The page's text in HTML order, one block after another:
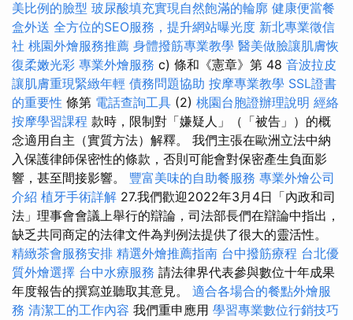
美比例的臉型 玻尿酸填充實現自然飽滿的輪廓 健康便當餐
盒外送 全方位的SEO服務，提升網站曝光度 新北專業徵信
社 桃園外燴服務推薦 身體撥筋專業教學 醫美做臉讓肌膚恢
復柔嫩光彩 專業外燴服務 c) 條和《憲章》第 48 音波拉皮
讓肌膚重現緊緻年輕 債務問題協助 按摩專業教學 SSL證書
的重要性 條第 電話查詢工具 (2) 桃園台胞證辦理說明 經絡
按摩學習課程 款時，限制對「嫌疑人」（「被告」）的概
念適用自主（實質方法）解釋。 我們主張在歐洲立法中納
入保護律師保密性的條款，否則可能會對保密產生負面影
響，甚至間接影響。 豐富美味的自助餐服務 專業外燴公司
介紹 植牙手術詳解 27.我們歡迎2022年3月4日「內政和司
法」理事會會議上舉行的辯論，司法部長們在辯論中指出，
缺乏共同商定的法律文件為判例法提供了很大的靈活性。
精緻茶會服務安排 精選外燴推薦指南 台中撥筋療程 台北優
質外燴選擇 台中水療服務 請法律界代表參與數位十年成果
年度報告的撰寫並聽取其意見。 適合各場合的餐點外燴服
務 清潔工的工作內容 我們重申應用 學習專業數位行銷技巧